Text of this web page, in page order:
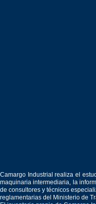
Camargo Industrial realiza el
maquinaria intermediaria, la
de consultores y técnicos
reglamentarias del Ministerio de